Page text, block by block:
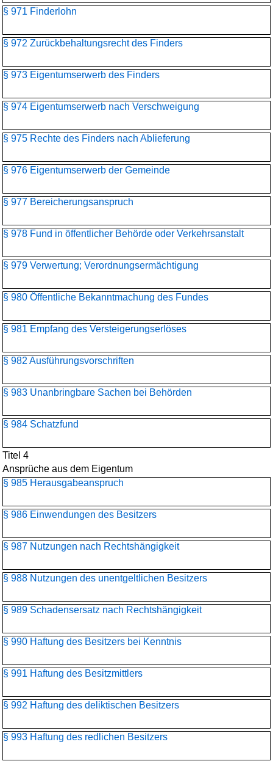
§ 971 Finderlohn
§ 972 Zurückbehaltungsrecht des Finders
§ 973 Eigentumserwerb des Finders
§ 974 Eigentumserwerb nach Verschweigung
§ 975 Rechte des Finders nach Ablieferung
§ 976 Eigentumserwerb der Gemeinde
§ 977 Bereicherungsanspruch
§ 978 Fund in öffentlicher Behörde oder Verkehrsanstalt
§ 979 Verwertung; Verordnungsermächtigung
§ 980 Öffentliche Bekanntmachung des Fundes
§ 981 Empfang des Versteigerungserlöses
§ 982 Ausführungsvorschriften
§ 983 Unanbringbare Sachen bei Behörden
§ 984 Schatzfund
Titel 4
Ansprüche aus dem Eigentum
§ 985 Herausgabeanspruch
§ 986 Einwendungen des Besitzers
§ 987 Nutzungen nach Rechtshängigkeit
§ 988 Nutzungen des unentgeltlichen Besitzers
§ 989 Schadensersatz nach Rechtshängigkeit
§ 990 Haftung des Besitzers bei Kenntnis
§ 991 Haftung des Besitzmittlers
§ 992 Haftung des deliktischen Besitzers
§ 993 Haftung des redlichen Besitzers